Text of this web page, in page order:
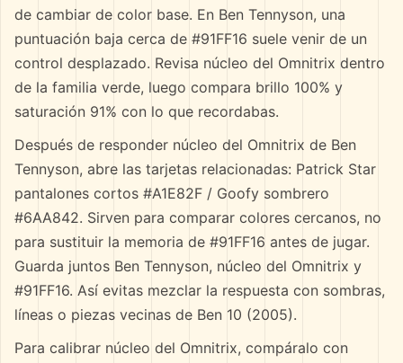
de cambiar de color base. En Ben Tennyson, una
puntuación baja cerca de #91FF16 suele venir de un
control desplazado. Revisa núcleo del Omnitrix dentro
de la familia verde, luego compara brillo 100% y
saturación 91% con lo que recordabas.
Después de responder núcleo del Omnitrix de Ben
Tennyson, abre las tarjetas relacionadas: Patrick Star
pantalones cortos #A1E82F / Goofy sombrero
#6AA842. Sirven para comparar colores cercanos, no
para sustituir la memoria de #91FF16 antes de jugar.
Guarda juntos Ben Tennyson, núcleo del Omnitrix y
#91FF16. Así evitas mezclar la respuesta con sombras,
líneas o piezas vecinas de Ben 10 (2005).
Para calibrar núcleo del Omnitrix, compáralo con